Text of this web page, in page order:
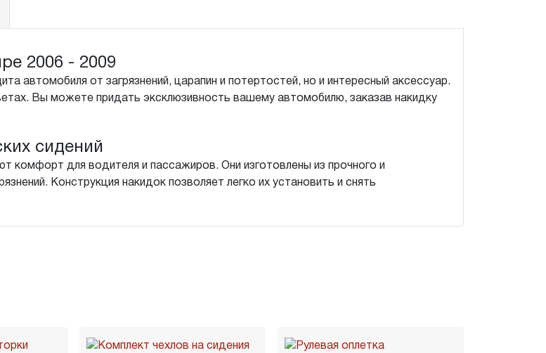
2006 - 2009
автомобиля от загрязнений, царапин и потертостей, но и интересный аксессуар.
Вы можете придать эксклюзивность вашему автомобилю, заказав накидку
сидений
комфорт для водителя и пассажиров. Они изготовлены из прочного и
Конструкция накидок позволяет легко их установить и снять